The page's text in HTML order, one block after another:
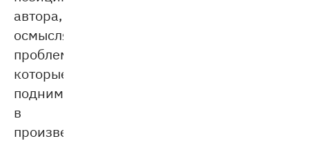
автора,
осмыслять
проблемы,
которые
поднимаются
в
произведениях.